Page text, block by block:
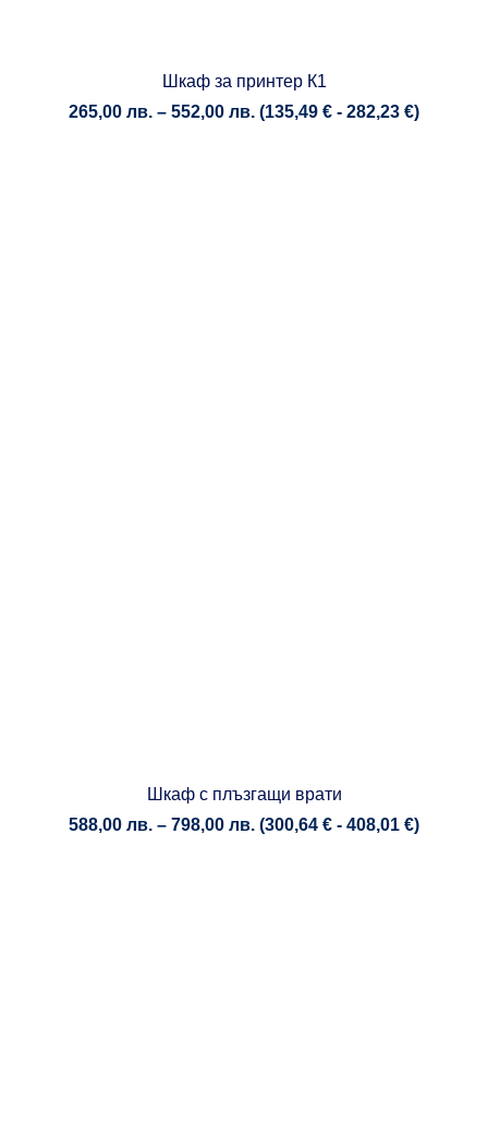
Шкаф за принтер К1
265,00 лв. – 552,00 лв. Price
(135,49 € - 282,23 €)
Шкаф с плъзгащи врати
588,00 лв. – 798,00 лв. Price
(300,64 € - 408,01 €)